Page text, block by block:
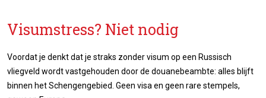
Visumstress? Niet nodig
Voordat je denkt dat je straks zonder visum op een Russisch
vliegveld wordt vastgehouden door de douanebeambte: alles blijft
binnen het Schengengebied. Geen visa en geen rare stempels,